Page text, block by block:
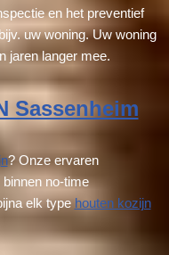
en het preventief
uw woning. Uw woning
jaren langer mee.
Sassenheim
? Onze ervaren
no-time
elk typehouten kozijn